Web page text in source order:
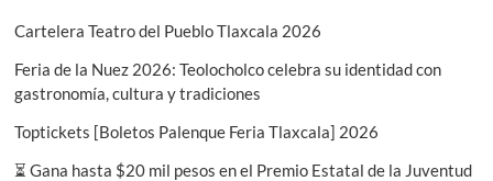
Cartelera Teatro del Pueblo Tlaxcala 2026
Feria de la Nuez 2026: Teolocholco celebra su identidad con
gastronomía, cultura y tradiciones
Toptickets [Boletos Palenque Feria Tlaxcala] 2026
⏳ Gana hasta $20 mil pesos en el Premio Estatal de la Juventud